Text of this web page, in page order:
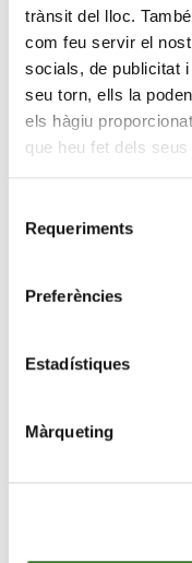
trànsit del lloc.
com feu servir el
socials, de publicitat
seu torn, ells la
els hàgiu
que heu fet dels
Requeriments
Preferències
Estadístiques
Màrqueting
Research
Roberto Morago,
de Creand Asset
entrevista al
SER com invertir